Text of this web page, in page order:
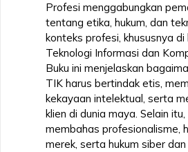
Profesi menggabungkan
tentang etika, hukum, dan
konteks profesi, khususnya di
Teknologi Informasi dan
Buku ini menjelaskan
TIK harus bertindak etis,
kekayaan intelektual, serta
klien di dunia maya. Selain itu,
membahas profesionalisme,
merek, serta hukum siber